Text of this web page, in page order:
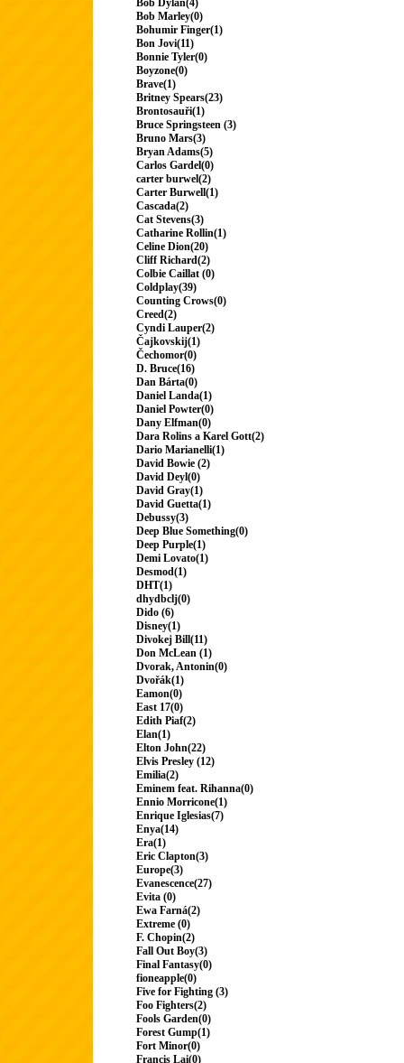
Bob Dylan(4)
Bob Marley(0)
Bohumir Finger(1)
Bon Jovi(11)
Bonnie Tyler(0)
Boyzone(0)
Brave(1)
Britney Spears(23)
Brontosauři(1)
Bruce Springsteen (3)
Bruno Mars(3)
Bryan Adams(5)
Carlos Gardel(0)
carter burwel(2)
Carter Burwell(1)
Cascada(2)
Cat Stevens(3)
Catharine Rollin(1)
Celine Dion(20)
Cliff Richard(2)
Colbie Caillat (0)
Coldplay(39)
Counting Crows(0)
Creed(2)
Cyndi Lauper(2)
Čajkovskij(1)
Čechomor(0)
D. Bruce(16)
Dan Bárta(0)
Daniel Landa(1)
Daniel Powter(0)
Dany Elfman(0)
Dara Rolins a Karel Gott(2)
Dario Marianelli(1)
David Bowie (2)
David Deyl(0)
David Gray(1)
David Guetta(1)
Debussy(3)
Deep Blue Something(0)
Deep Purple(1)
Demi Lovato(1)
Desmod(1)
DHT(1)
dhydbclj(0)
Dido (6)
Disney(1)
Divokej Bill(11)
Don McLean (1)
Dvorak, Antonin(0)
Dvořák(1)
Eamon(0)
East 17(0)
Edith Piaf(2)
Elan(1)
Elton John(22)
Elvis Presley (12)
Emilia(2)
Eminem feat. Rihanna(0)
Ennio Morricone(1)
Enrique Iglesias(7)
Enya(14)
Era(1)
Eric Clapton(3)
Europe(3)
Evanescence(27)
Evita (0)
Ewa Farná(2)
Extreme (0)
F. Chopin(2)
Fall Out Boy(3)
Final Fantasy(0)
fioneapple(0)
Five for Fighting (3)
Foo Fighters(2)
Fools Garden(0)
Forest Gump(1)
Fort Minor(0)
Francis Lai(0)